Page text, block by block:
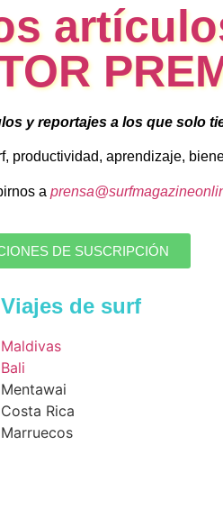
y reportajes a los que solo
productividad, aprendizaje,
a
DE SUSCRIPCIÓN
Viajes de surf
Maldivas
Bali
Mentawai
Costa Rica
Marruecos